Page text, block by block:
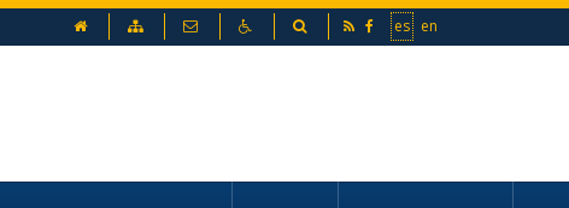
es en
Mapa web Contacto AccesibilidadBuscador